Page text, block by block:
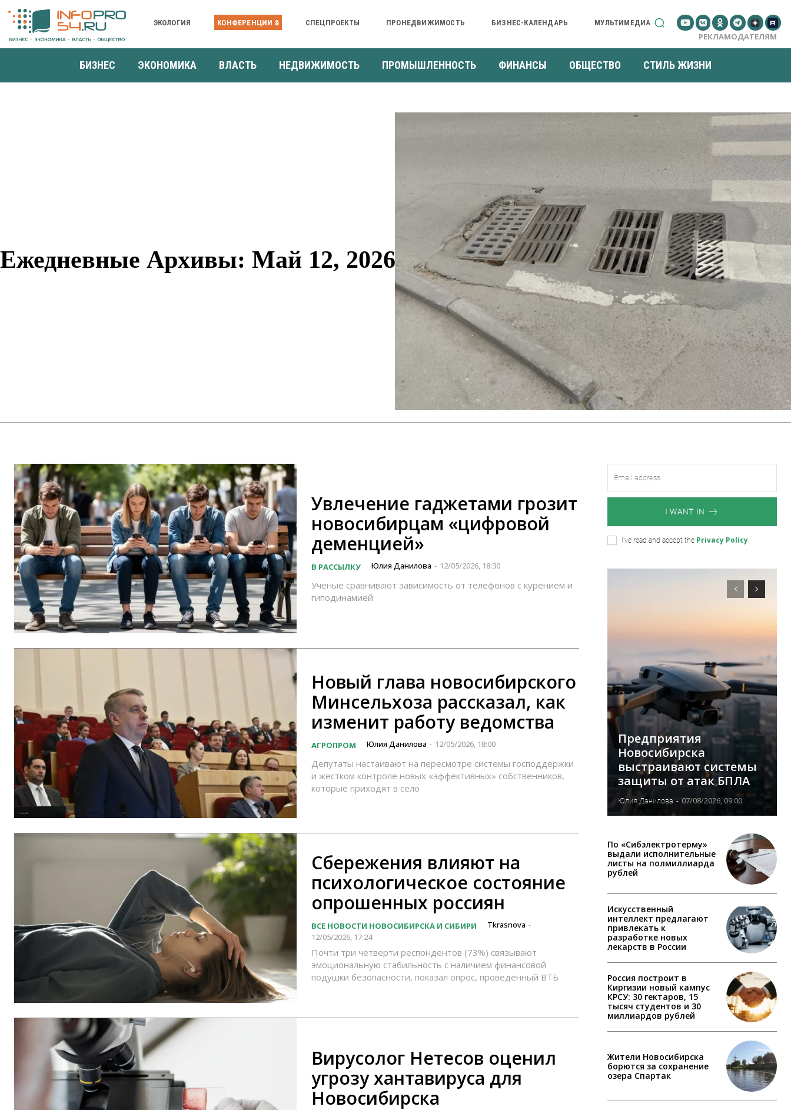
ЭКОЛОГИЯ КОНФЕРЕНЦИИ & СПЕЦПРОЕКТЫ ПРОНЕДВИЖИМОСТЬ БИЗНЕС-КАЛЕНДАРЬ МУЛЬТИМЕДИА
РЕКЛАМОДАТЕЛЯМ
БИЗНЕС ЭКОНОМИКА ВЛАСТЬ НЕДВИЖИМОСТЬ ПРОМЫШЛЕННОСТЬ ФИНАНСЫ ОБЩЕСТВО СТИЛЬ ЖИЗНИ
Ежедневные Архивы: Май 12, 2026
Увлечение гаджетами грозит
новосибирцам «цифровой
деменцией»
В РАССЫЛКУ Юлия Данилова - 12/05/2026, 18:30
Ученые сравнивают зависимость от телефонов с курением и
гиподинамией
Новый глава новосибирского
Минсельхоза рассказал, как
изменит работу ведомства
АГРОПРОМ Юлия Данилова - 12/05/2026, 18:00
Депутаты настаивают на пересмотре системы господдержки
и жестком контроле новых «эффективных» собственников,
которые приходят в село
Сбережения влияют на
психологическое состояние
опрошенных россиян
ВСЕ НОВОСТИ НОВОСИБИРСКА И СИБИРИ Tkrasnova -
12/05/2026, 17:24
Почти три четверти респондентов (73%) связывают
эмоциональную стабильность с наличием финансовой
подушки безопасности, показал опрос, проведённый ВТБ
Вирусолог Нетесов оценил
угрозу хантавируса для
Новосибирска
I WANT IN
I've read and accept the Privacy Policy
Предприятия
Новосибирска
выстраивают системы
защиты от атак БПЛА
Юлия Данилова - 07/08/2026, 09:00
По «Сибэлектротерму»
выдали исполнительные
листы на полмиллиарда
рублей
Искусственный
интеллект предлагают
привлекать к
разработке новых
лекарств в России
Россия построит в
Киргизии новый кампус
КРСУ: 30 гектаров, 15
тысяч студентов и 30
миллиардов рублей
Жители Новосибирска
борются за сохранение
озера Спартак